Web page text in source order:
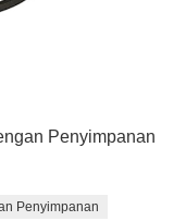
Penyimpanan
Penyimpanan